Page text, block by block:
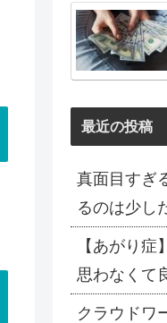
最近の投稿
真面目すぎ
るのは少し
【あがり
思わなくて
クラウドワ